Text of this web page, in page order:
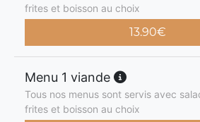
frites et boisson au choix
13.90€
Menu 1 viande
Tous nos menus sont servis avec
frites et boisson au choix